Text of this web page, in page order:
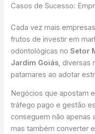
Casos de Sucesso:
Cada vez mais
frutos de investir em
odontológicas noSetor
Jardim Goiás ,
patamares ao adotar
Negócios que apostam
tráfego pago e gestão
conseguem não apenas
mas também converter